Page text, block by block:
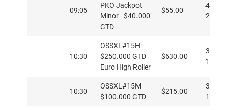
09:05
PKO Jackpot
Minor - $40.000
GTD
$55.00
4h
20/8m
10:30
OSSXL#15H -
$250.000 GTD
Euro High Roller
$630.00
3h15 -
15/
10:30
OSSXL#15M -
$100.000 GTD
$215.00
3h12 -
12/